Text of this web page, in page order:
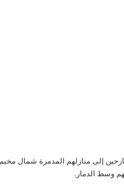
إلى منازلهم المدمرة شمال
وسط الدمار.